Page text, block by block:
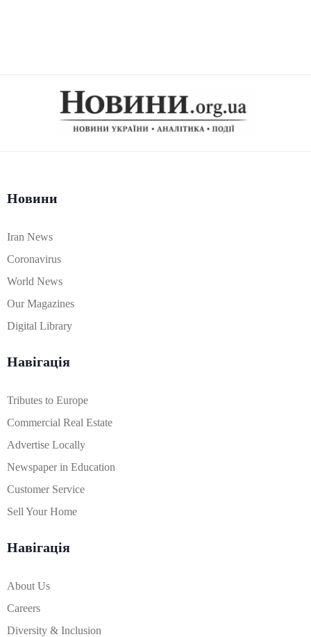
Новини
Iran News
Coronavirus
World News
Our Magazines
Digital Library
Навігація
Tributes to Europe
Commercial Real Estate
Advertise Locally
Newspaper in Education
Customer Service
Sell Your Home
Навігація
About Us
Careers
Diversity & Inclusion